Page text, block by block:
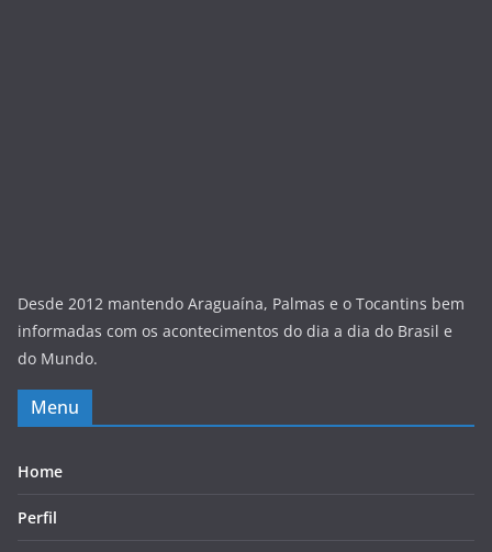
Desde 2012 mantendo Araguaína, Palmas e o Tocantins bem
informadas com os acontecimentos do dia a dia do Brasil e
do Mundo.
Menu
Home
Perfil